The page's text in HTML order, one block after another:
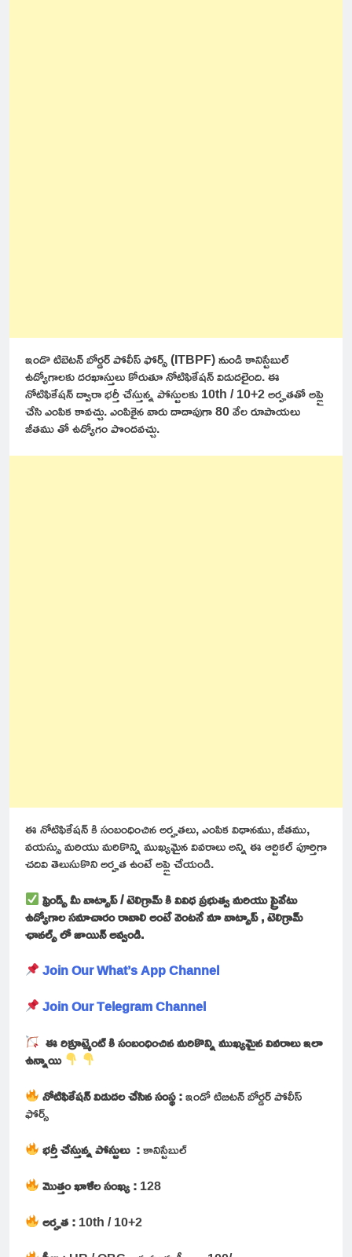
ఇండొ టిబెటన్ బోర్డర్ పోలీస్ ఫోర్స్ (ITBPF) నుండి కానిస్టేబుల్
ఉద్యోగాలకు దరఖాస్తులు కోరుతూ నోటిఫికేషన్ విడుదలైంది. ఈ
నోటిఫికేషన్ ద్వారా భర్తీ చేస్తున్న పోస్టులకు 10th / 10+2 అర్హతతో అప్లై
చేసి ఎంపిక కావచ్చు. ఎంపికైన వారు దాదాపుగా 80 వేల రూపాయలు
జీతము తో ఉద్యోగం పొందవచ్చు.
ఈ నోటిఫికేషన్ కి సంబంధించిన అర్హతలు, ఎంపిక విధానము, జీతము,
వయస్సు మరియు మరికొన్ని ముఖ్యమైన వివరాలు అన్ని ఈ ఆర్టికల్ పూర్తిగా
చదివి తెలుసుకొని అర్హత ఉంటే అప్లై చేయండి.
ఫ్రెండ్స్ మీ వాట్సాప్ / టెలిగ్రామ్ కి వివిధ ప్రభుత్వ మరియు ప్రైవేటు
ఉద్యోగాల సమాచారం రావాలి అంటే వెంటనే మా వాట్సాప్ , టెలిగ్రామ్
ఛానల్స్ లో జాయిన్ అవ్వండి.
Join Our What’s App Channel
Join Our Telegram Channel
ఈ రిక్రూట్మెంట్ కి సంబంధించిన మరికొన్ని ముఖ్యమైన వివరాలు ఇలా
ఉన్నాయి
నోటిఫికేషన్ విడుదల చేసిన సంస్థ :ఇండో టిబిటన్ బోర్డర్ పోలీస్
ఫోర్స్
భర్తీ చేస్తున్న పోస్టులు :కానిస్టేబుల్
మొత్తం ఖాళీల సంఖ్య :128
అర్హత :10th / 10+2